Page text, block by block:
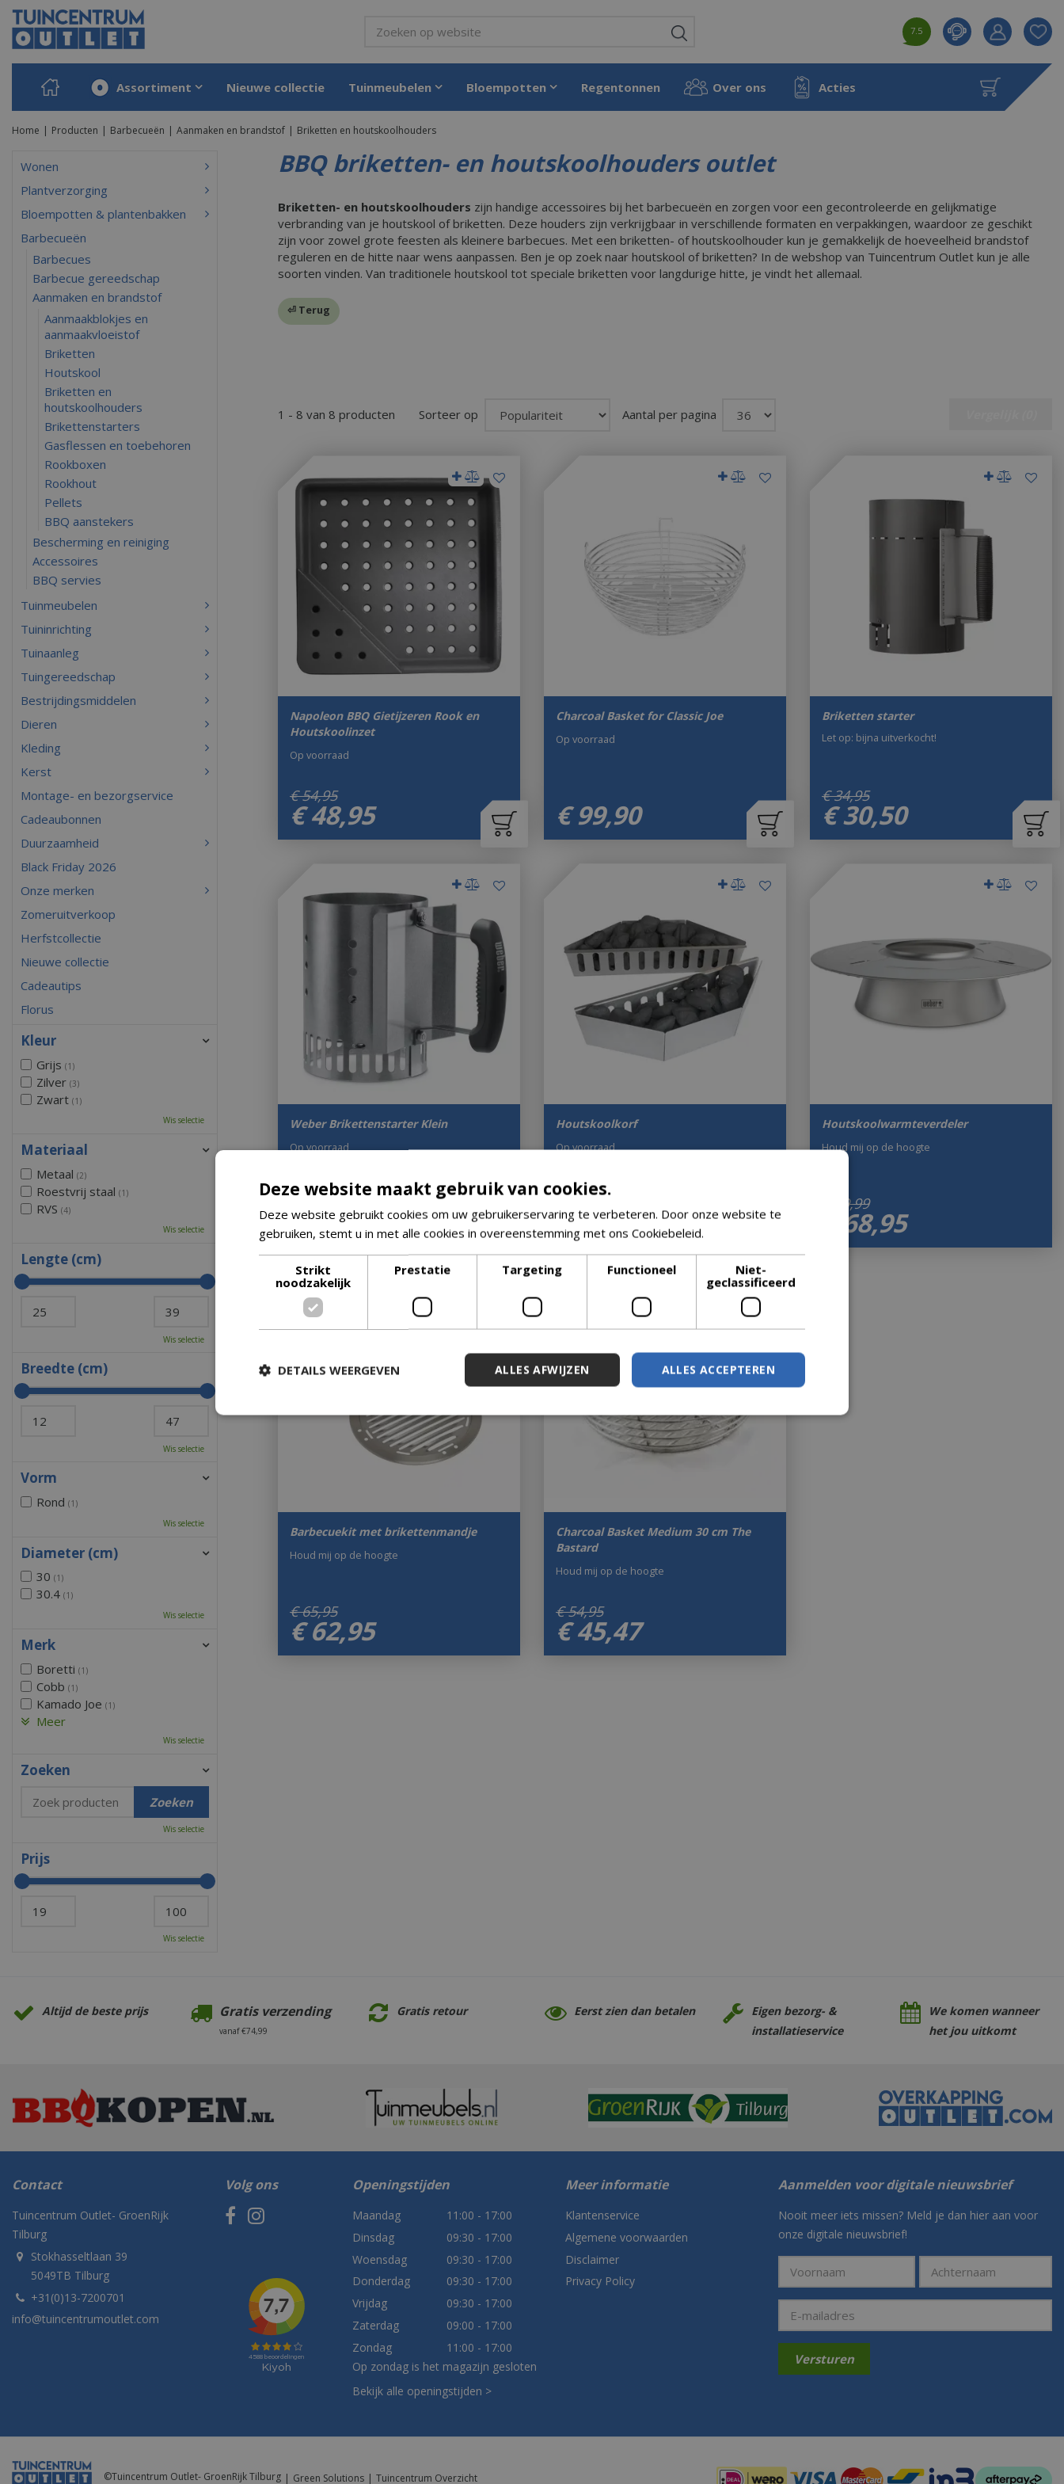
Ga
naar
content
Home Producten Barbecueën Aanmaken en brandstof Briketten en houtskoolhouders
7.5
Product
aan
Assortiment Nieuwe collectie Tuinmeubelen Bloempotten Regentonnen Over ons Acties
BBQ briketten- en houtskoolhouders outlet
Briketten- en houtskoolhouders zijn handige accessoires bij het barbecueën en zorgen voor een gecontroleerde en gelijkmatige
verbranding van je houtskool of briketten. Deze houders zijn verkrijgbaar in verschillende formaten en verpakkingen, waardoor ze geschikt
zijn voor zowel grote feesten als kleinere barbecues. Met een briketten- of houtskoolhouder kun je gemakkelijk de hoeveelheid brandstof
reguleren en de hitte naar wens aanpassen. Ben je op zoek naar houtskool of briketten? In de webshop van Tuincentrum Outlet kun je alle
soorten vinden. Van traditionele houtskool tot speciale briketten voor langdurige hitte, je vindt het allemaal.
⏎ Terug
1 - 8 van 8 producten Aantal per pagina
Sorteer op
Napoleon BBQ Gietijzeren Rook en
Houtskoolinzet
€ 54,95
€ 48,95
Op voorraad
Charcoal Basket for Classic Joe
€ 99,90
Op voorraad
Briketten starter
€ 34,95
€ 30,50
Let op: bijna uitverkocht!
Weber Brikettenstarter Klein
€19,00
Op voorraad
Houtskoolkorf
€34,95
Op voorraad
Houtskoolwarmteverdeler
69,99
68,95
Houd mij op de hoogte
Barbecuekit met brikettenmandje
€ 65,95
€ 62,95
Houd mij op de hoogte
Charcoal Basket Medium 30 cm The
Bastard
€ 54,95
€ 45,47
Houd mij op de hoogte
Wonen
Plantverzorging
Bloempotten & plantenbakken
Barbecueën
Barbecues
Barbecue gereedschap
Aanmaken en brandstof
Aanmaakblokjes en
aanmaakvloeistof
Briketten
Houtskool
Briketten en
houtskoolhouders
Brikettenstarters
Gasflessen en toebehoren
Rookboxen
Rookhout
Pellets
BBQ aanstekers
Bescherming en reiniging
Accessoires
BBQ servies
Tuinmeubelen
Tuininrichting
Tuinaanleg
Tuingereedschap
Bestrijdingsmiddelen
Dieren
Kleding
Kerst
Montage- en bezorgservice
Cadeaubonnen
Duurzaamheid
Black Friday 2026
Onze merken
Zomeruitverkoop
Herfstcollectie
Nieuwe collectie
Cadeautips
Florus
Kleur
Grijs (1)
Zilver (3)
Zwart (1)
Wis selectie
Materiaal
Metaal (2)
Roestvrij staal (1)
RVS (4)
Wis selectie
Lengte (cm)
Wis selectie
Breedte (cm)
Wis selectie
Vorm
Rond (1)
Wis selectie
Diameter (cm)
30 (1)
30.4 (1)
Wis selectie
Merk
Boretti (1)
Cobb (1)
Kamado Joe (1)
Meer
Wis selectie
Zoeken
Wis selectie
Prijs
Wis selectie
Altijd de beste prijs Gratis verzending
vanaf €74,99
Gratis retour Eerst zien dan betalen
Eigen bezorg- &
installatieservice
We komen wanneer
het jou uitkomt
Contact
Tuincentrum Outlet- GroenRijk
Tilburg
Stokhasseltlaan 39
5049TB Tilburg
+31(0)13-7200701
info@tuincentrumoutlet.com
Volg ons Openingstijden
Maandag
11:00 - 17:00
Dinsdag
09:30 - 17:00
Woensdag
09:30 - 17:00
Donderdag
09:30 - 17:00
Vrijdag
09:30 - 17:00
Zaterdag
09:00 - 17:00
Zondag
11:00 - 17:00
Op zondag is het magazijn gesloten
Bekijk alle openingstijden >
Meer informatie
Klantenservice
Algemene voorwaarden
Disclaimer
Privacy Policy
Aanmelden voor digitale nieuwsbrief
Nooit meer iets missen? Meld je dan hier aan voor
onze digitale nieuwsbrief!
©Tuincentrum Outlet- GroenRijk Tilburg Green Solutions Tuincentrum Overzicht
Deze website maakt gebruik van cookies.
Deze website gebruikt cookies om uw gebruikerservaring te verbeteren. Door onze website te
gebruiken, stemt u in met alle cookies in overeenstemming met ons Cookiebeleid.
Strikt
noodzakelijk
Prestatie Targeting Functioneel
Niet-
geclassificeerd
ALLES ACCEPTEREN
ALLES AFWIJZEN
DETAILS WEERGEVEN